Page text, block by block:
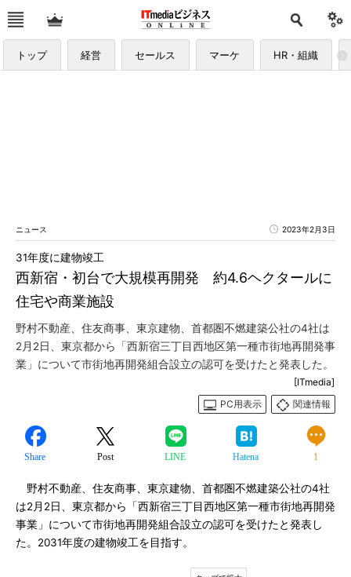
トップ 経営 セールス マーケ HR・組織
ニュース 2023年2月3日
西新宿・初台で大規模再開発 約4.6ヘクタールに
住宅や商業施設
31年度に建物竣工
野村不動産、住友商事、東京建物、首都圏不燃建築公社の4社は
2月2日、東京都から「西新宿三丁目西地区第一種市街地再開発事
業」について市街地再開発組合設立の認可を受けたと発表した。
[ITmedia]
PC用表示
関連情報
Share Post LINE Hatena 1
野村不動産、住友商事、東京建物、首都圏不燃建築公社の4社
は2月2日、東京都から「西新宿三丁目西地区第一種市街地再開発
事業」について市街地再開発組合設立の認可を受けたと発表し
た。2031年度の建物竣工を目指す。